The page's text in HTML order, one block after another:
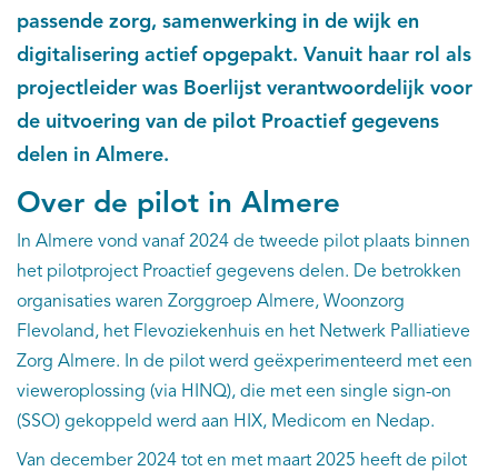
passende zorg, samenwerking in de wijk en
digitalisering actief opgepakt. Vanuit haar rol als
projectleider was Boerlijst verantwoordelijk voor
de uitvoering van de pilot Proactief gegevens
delen in Almere.
Over de pilot in Almere
In Almere vond vanaf 2024 de tweede pilot plaats binnen
het pilotproject Proactief gegevens delen. De betrokken
organisaties waren Zorggroep Almere, Woonzorg
Flevoland, het Flevoziekenhuis en het Netwerk Palliatieve
Zorg Almere. In de pilot werd geëxperimenteerd met een
vieweroplossing (via HINQ), die met een single sign-on
(SSO) gekoppeld werd aan HIX, Medicom en Nedap.
Van december 2024 tot en met maart 2025 heeft de pilot